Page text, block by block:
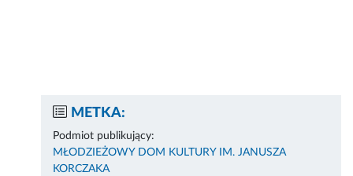
METKA:
Podmiot publikujący:
MŁODZIEŻOWY DOM KULTURY IM. JANUSZA
KORCZAKA